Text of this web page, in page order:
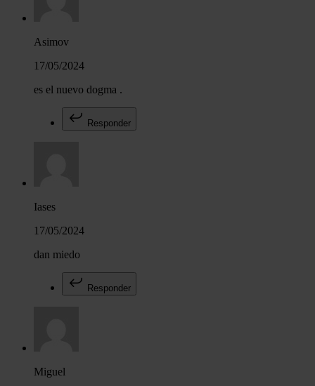
Asimov
17/05/2024
es el nuevo dogma .
Responder
Iases
17/05/2024
dan miedo
Responder
Miguel